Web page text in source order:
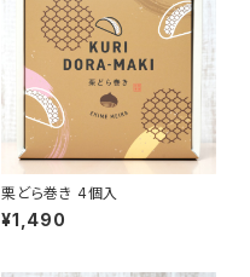
栗どら巻き 4個入
¥1,490